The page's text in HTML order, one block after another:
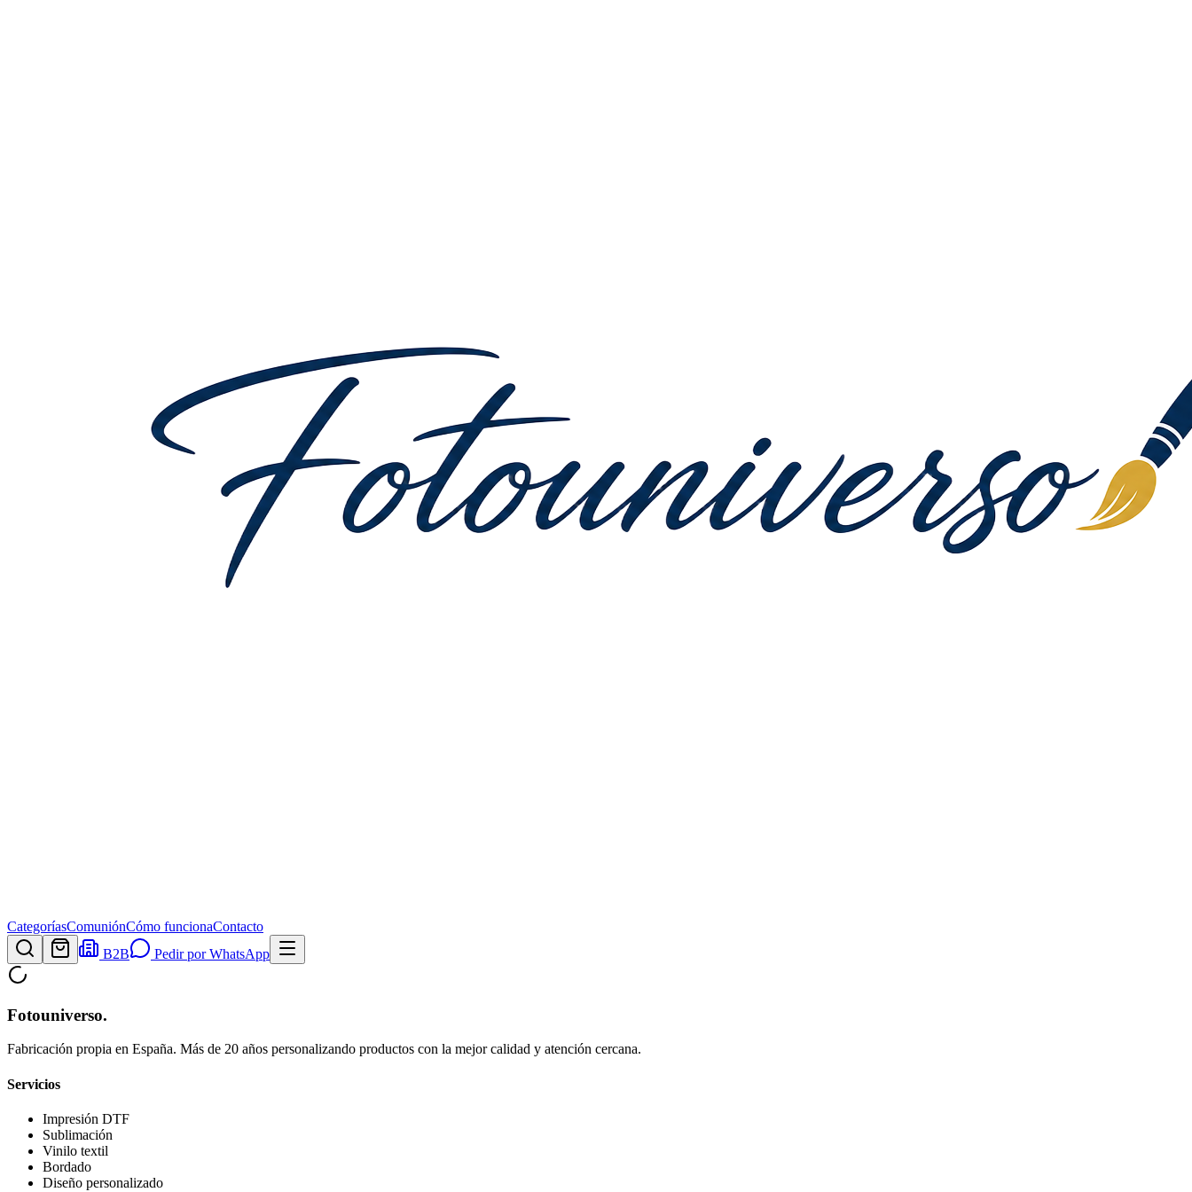
CategoríasComuniónCómo funcionaContacto
B2B
Pedir por WhatsApp
Fotouniverso.
Fabricación propia en España. Más de 20 años personalizando productos con la mejor calidad y atención cercana.
Servicios
Impresión DTF
Sublimación
Vinilo textil
Bordado
Diseño personalizado